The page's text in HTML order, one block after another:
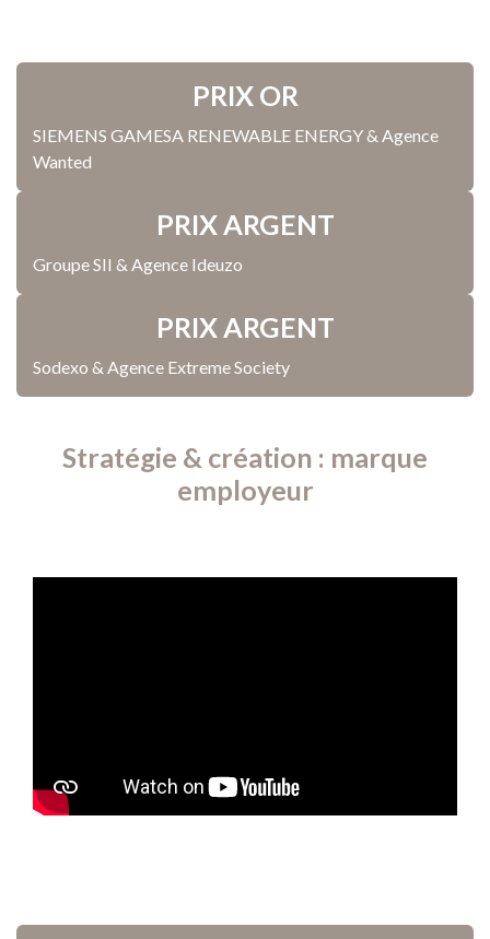
PRIX OR
SIEMENS GAMESA RENEWABLE ENERGY & Agence
Wanted
PRIX ARGENT
Groupe SII & Agence Ideuzo
PRIX ARGENT
Sodexo & Agence Extreme Society
Stratégie & création : marque
employeur